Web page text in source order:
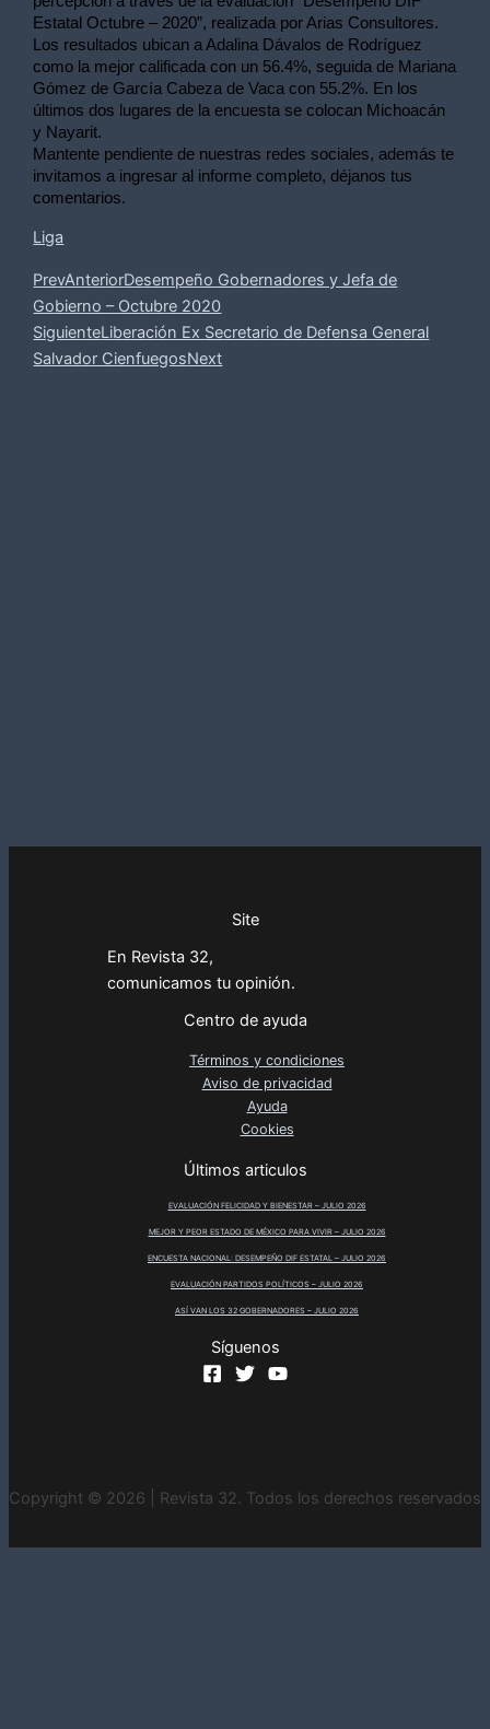
Estatal Octubre – 2020”, realizada por Arias Consultores.
Los resultados ubican a Adalina Dávalos de Rodríguez
como la mejor calificada con un 56.4%, seguida de Mariana
Gómez de García Cabeza de Vaca con 55.2%. En los
últimos dos lugares de la encuesta se colocan Michoacán
y Nayarit.
Mantente pendiente de nuestras redes sociales, además te
invitamos a ingresar al informe completo, déjanos tus
comentarios.
Liga
PrevAnteriorDesempeño Gobernadores y Jefa de
Gobierno – Octubre 2020
SiguienteLiberación Ex Secretario de Defensa General
Salvador CienfuegosNext
Site
En Revista 32,
comunicamos tu opinión.
Centro de ayuda
Términos y condiciones
Aviso de privacidad
Ayuda
Cookies
Últimos articulos
EVALUACIÓN FELICIDAD Y BIENESTAR – JULIO 2026
MEJOR Y PEOR ESTADO DE MÉXICO PARA VIVIR – JULIO 2026
ENCUESTA NACIONAL: DESEMPEÑO DIF ESTATAL – JULIO 2026
EVALUACIÓN PARTIDOS POLÍTICOS – JULIO 2026
ASÍ VAN LOS 32 GOBERNADORES – JULIO 2026
Síguenos
Copyright © 2026 | Revista 32. Todos los derechos reservados